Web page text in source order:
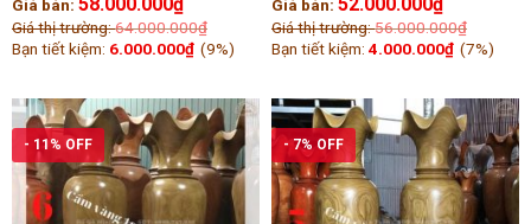
Giá bán:
Giá thị trường:64.000.000₫
Bạn tiết kiệm: 6.000.000₫ (9%)
Giá bán:
Giá thị trường:56.000.000₫
Bạn tiết kiệm: 4.000.000₫ (7%)
- 11% OFF - 7% OFF